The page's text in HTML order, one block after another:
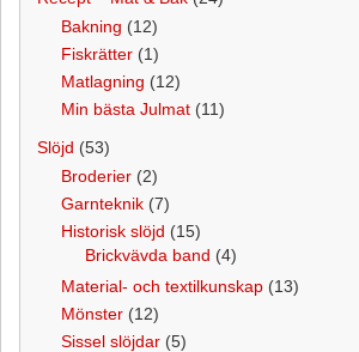
Bakning (12)
Fiskrätter (1)
Matlagning (12)
Min bästa Julmat (11)
Slöjd (53)
Broderier (2)
Garnteknik (7)
Historisk slöjd (15)
Brickvävda band (4)
Material- och textilkunskap (13)
Mönster (12)
Sissel slöjdar (5)